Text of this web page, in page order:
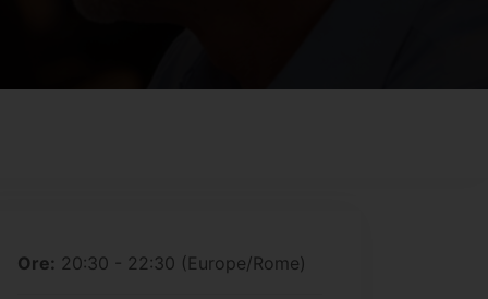
Ore: 20:30 - 22:30 (Europe/Rome)